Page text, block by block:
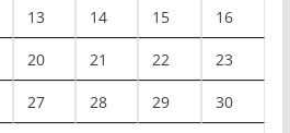
13 14 15 16
20 21 22 23
27 28 29 30